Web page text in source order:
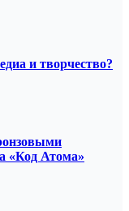
и творчество?
«Код Атома»